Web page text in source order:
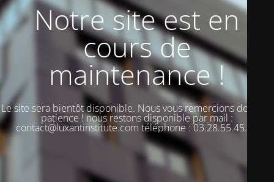
Notre site est en
cours de
maintenance !
Le site sera bientôt disponible. Nous vous remercions de votre
patience ! nous restons disponible par mail :
contact@luxantinstitute.com téléphone : 03.28.55.45.00